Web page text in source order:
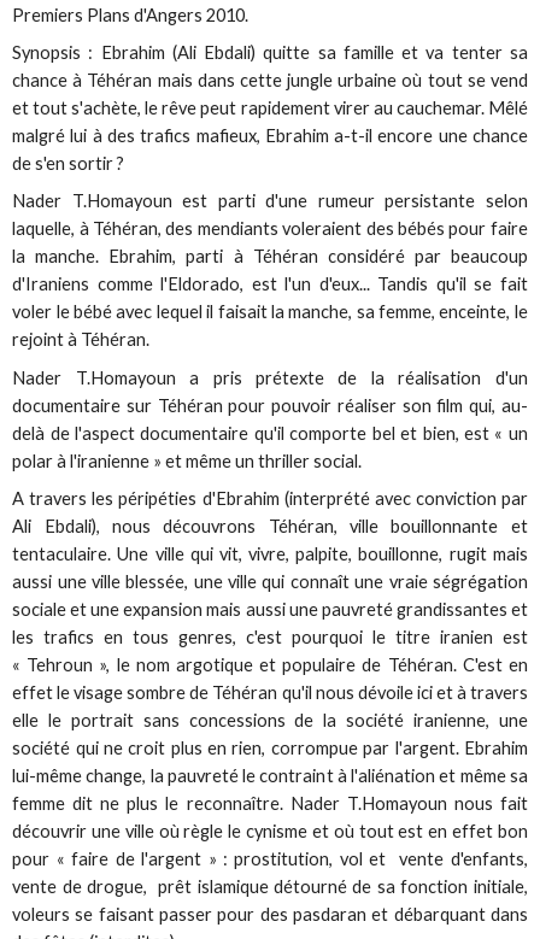
Premiers Plans d'Angers 2010.
Synopsis : Ebrahim (Ali Ebdali) quitte sa famille et va tenter sa
chance à Téhéran mais dans cette jungle urbaine où tout se vend
et tout s'achète, le rêve peut rapidement virer au cauchemar. Mêlé
malgré lui à des trafics mafieux, Ebrahim a-t-il encore une chance
de s'en sortir ?
Nader T.Homayoun est parti d'une rumeur persistante selon
laquelle, à Téhéran, des mendiants voleraient des bébés pour faire
la manche. Ebrahim, parti à Téhéran considéré par beaucoup
d'Iraniens comme l'Eldorado, est l'un d'eux... Tandis qu'il se fait
voler le bébé avec lequel il faisait la manche, sa femme, enceinte, le
rejoint à Téhéran.
Nader T.Homayoun a pris prétexte de la réalisation d'un
documentaire sur Téhéran pour pouvoir réaliser son film qui, au-
delà de l'aspect documentaire qu'il comporte bel et bien, est « un
polar à l'iranienne » et même un thriller social.
A travers les péripéties d'Ebrahim (interprété avec conviction par
Ali Ebdali), nous découvrons Téhéran, ville bouillonnante et
tentaculaire. Une ville qui vit, vivre, palpite, bouillonne, rugit mais
aussi une ville blessée, une ville qui connaît une vraie ségrégation
sociale et une expansion mais aussi une pauvreté grandissantes et
les trafics en tous genres, c'est pourquoi le titre iranien est
« Tehroun », le nom argotique et populaire de Téhéran. C'est en
effet le visage sombre de Téhéran qu'il nous dévoile ici et à travers
elle le portrait sans concessions de la société iranienne, une
société qui ne croit plus en rien, corrompue par l'argent. Ebrahim
lui-même change, la pauvreté le contraint à l'aliénation et même sa
femme dit ne plus le reconnaître. Nader T.Homayoun nous fait
découvrir une ville où règle le cynisme et où tout est en effet bon
pour « faire de l'argent » : prostitution, vol et vente d'enfants,
vente de drogue, prêt islamique détourné de sa fonction initiale,
voleurs se faisant passer pour des pasdaran et débarquant dans